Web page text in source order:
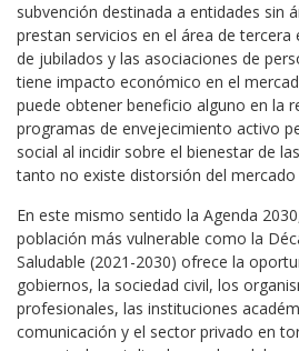
subvención destinada a entidades sin
prestan servicios en el área de
de jubilados y las asociaciones de
tiene impacto económico en el
puede obtener beneficio alguno en la
programas de envejecimiento activo
social al incidir sobre el bienestar de
tanto no existe distorsión del
En este mismo sentido la Agenda
población más vulnerable como la
Saludable (2021-2030) ofrece la
gobiernos, la sociedad civil, los
profesionales, las instituciones
comunicación y el sector privado en